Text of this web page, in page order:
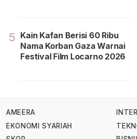
5 Kain Kafan Berisi 60 Ribu
Nama Korban Gaza Warnai
Festival Film Locarno 2026
AMEERA
EKONOMI SYARIAH